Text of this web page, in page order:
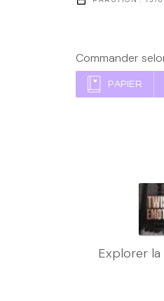
Commander
PAPIER
Explorer la